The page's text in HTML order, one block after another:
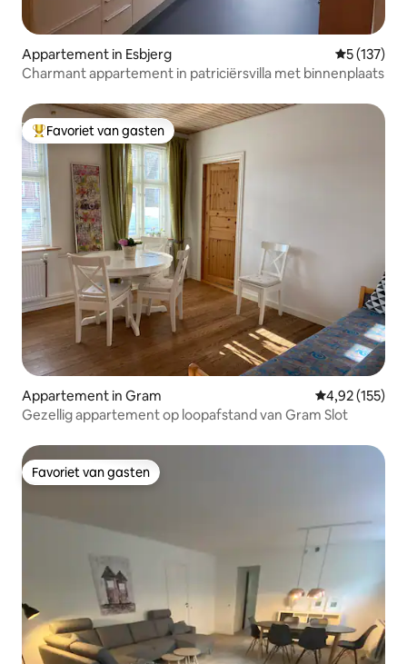
Appartement in Esbjerg
5 (137)
Charmant appartement in patriciërsvilla met binnenplaats
Topfavoriet van gasten
Favoriet van gasten
Appartement in Gram Gemiddelde
4,92 (155)
Gezellig appartement op loopafstand van Gram Slot
Favoriet van gasten
Favoriet van gasten